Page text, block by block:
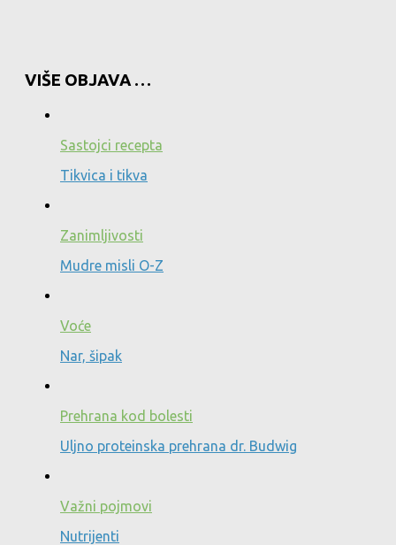
VIŠE OBJAVA …
Sastojci recepta
Tikvica i tikva
Zanimljivosti
Mudre misli O-Z
Voće
Nar, šipak
Prehrana kod bolesti
Uljno proteinska prehrana dr. Budwig
Važni pojmovi
Nutrijenti